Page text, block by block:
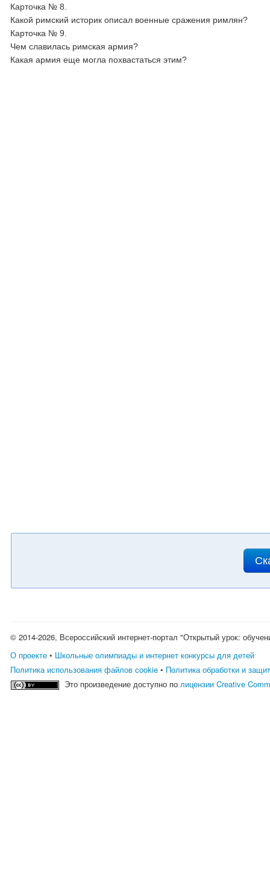
Карточка № 8.
Какой римский историк описал военные сражения римлян?
Карточка № 9.
Чем славилась римская армия?
Какая армия еще могла похвастаться этим?
© 2014-2026, Всероссийский интернет-портал "Открытый урок:
О проекте • Школьные олимпиады и интернет конкурсы для детей
Политика использования файлов cookie • Политика обработки и
Это произведение доступно полицензии Creative